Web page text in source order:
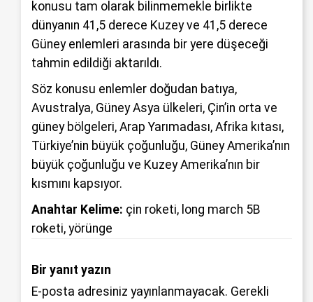
konusu tam olarak bilinmemekle birlikte
dünyanın 41,5 derece Kuzey ve 41,5 derece
Güney enlemleri arasında bir yere düşeceği
tahmin edildiği aktarıldı.
Söz konusu enlemler doğudan batıya,
Avustralya, Güney Asya ülkeleri, Çin’in orta ve
güney bölgeleri, Arap Yarımadası, Afrika kıtası,
Türkiye’nin büyük çoğunluğu, Güney Amerika’nın
büyük çoğunluğu ve Kuzey Amerika’nın bir
kısmını kapsıyor.
Anahtar Kelime: çin roketi, long march 5B
roketi, yörünge
Bir yanıt yazın
E-posta adresiniz yayınlanmayacak. Gerekli